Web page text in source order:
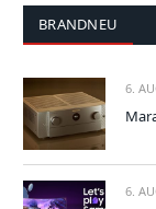
BRANDNEU
6.
6.